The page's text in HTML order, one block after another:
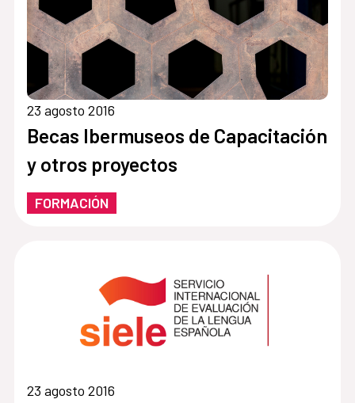
23 agosto 2016
Becas Ibermuseos de Capacitación
y otros proyectos
FORMACIÓN
23 agosto 2016